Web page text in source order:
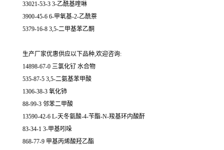
33021-53-3 3-乙酰基喹啉
3900-45-6 6-甲氧基-2-乙酰萘
5379-16-8 3,5-二甲基苯乙酮
生产厂家优惠供应以下品种,欢迎咨询:
14898-67-0 三氯化钌 水合物
535-87-5 3,5-二氨基苯甲酸
1306-38-3 氧化铈
88-99-3 邻苯二甲酸
13590-42-6 L-天冬氨酸-4-苄酯-N-羧基环内酸酐
83-34-1 3-甲基吲哚
868-77-9 甲基丙烯酸羟乙酯